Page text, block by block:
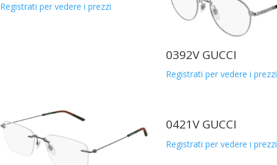
Registrati per vedere i prezzi
0392V GUCCI
Registrati per vedere i prezzi
0421V GUCCI
Registrati per vedere i prezzi